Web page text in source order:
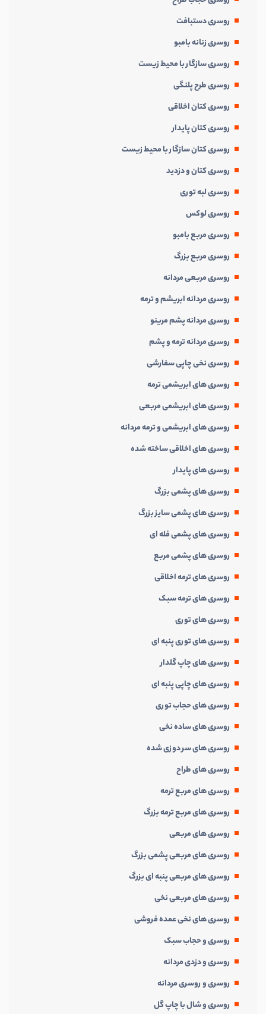
روسری دستبافت
روسری زنانه بامبو
روسری سازگار با محیط زیست
روسری طرح پلنگی
روسری کتان اخلاقی
روسری کتان پایدار
روسری کتان سازگار با محیط زیست
روسری کتان و دزدید
روسری لبه توری
روسری لوکس
روسری مربع بامبو
روسری مربع بزرگ
روسری مربعی مردانه
روسری مردانه ابریشم و ترمه
روسری مردانه پشم مرینو
روسری مردانه ترمه و پشم
روسری نخی چاپی سفارشی
روسری های ابریشمی ترمه
روسری های ابریشمی مربعی
روسری های ابریشمی و ترمه مردانه
روسری های اخلاقی ساخته شده
روسری های پایدار
روسری های پشمی بزرگ
روسری های پشمی سایز بزرگ
روسری های پشمی فله ای
روسری های پشمی مربع
روسری های ترمه اخلاقی
روسری های ترمه سبک
روسری های توری
روسری های توری پنبه ای
روسری های چاپ گلدار
روسری های چاپی پنبه ای
روسری های حجاب توری
روسری های ساده نخی
روسری های سر دوزی شده
روسری های طراح
روسری های مربع ترمه
روسری های مربع ترمه بزرگ
روسری های مربعی
روسری های مربعی پشمی بزرگ
روسری های مربعی پنبه ای بزرگ
روسری های مربعی نخی
روسری های نخی عمده فروشی
روسری و حجاب سبک
روسری و دزدی مردانه
روسری و روسری مردانه
روسری و شال با چاپ گل